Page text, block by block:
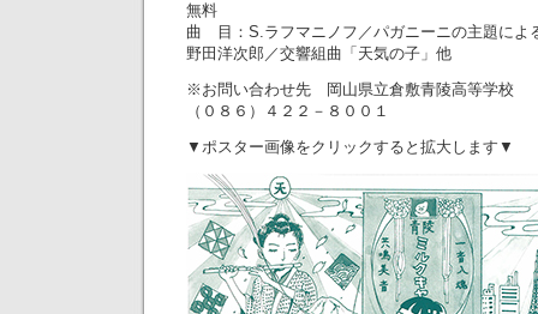
無料
曲 目：S.ラフマニノフ／パガニーニの主題によ
野田洋次郎／交響組曲「天気の子」他
※お問い合わせ先 岡山県立倉敷青陵高等学校
（０８６）４２２－８００１
▼ポスター画像をクリックすると拡大します▼